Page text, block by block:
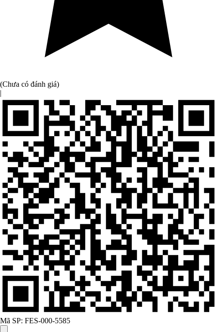
(Chưa có đánh giá)
|
Mã SP: FES-000-5585